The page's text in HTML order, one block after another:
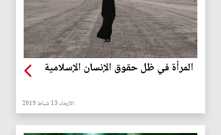
المرأة في ظل حقوق الإنسان الإسلامية
الأربعاء 13 شباط 2019